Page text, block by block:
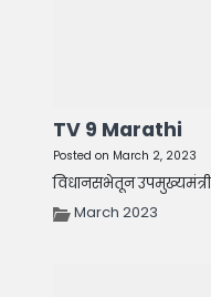
TV 9 Marathi
Posted on March 2, 2023
विधानसभेतून
March 2023